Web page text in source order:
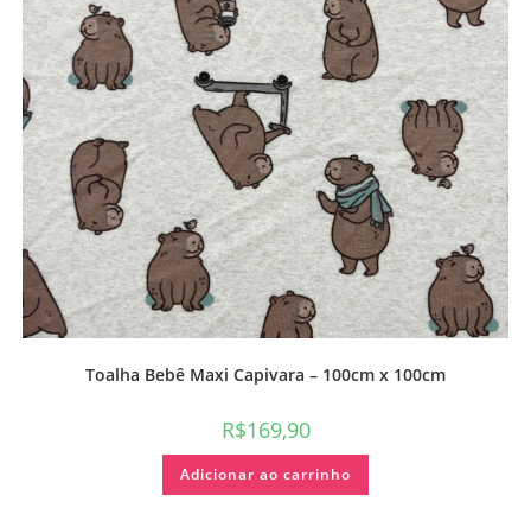
Toalha Bebê Maxi Capivara – 100cm x 100cm
R$169,90
Adicionar ao carrinho